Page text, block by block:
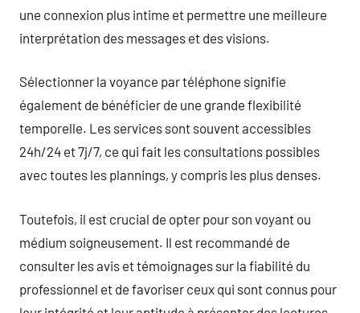
une connexion plus intime et permettre une meilleure
interprétation des messages et des visions.
Sélectionner la voyance par téléphone signifie
également de bénéficier de une grande flexibilité
temporelle. Les services sont souvent accessibles
24h/24 et 7j/7, ce qui fait les consultations possibles
avec toutes les plannings, y compris les plus denses.
Toutefois, il est crucial de opter pour son voyant ou
médium soigneusement. Il est recommandé de
consulter les avis et témoignages sur la fiabilité du
professionnel et de favoriser ceux qui sont connus pour